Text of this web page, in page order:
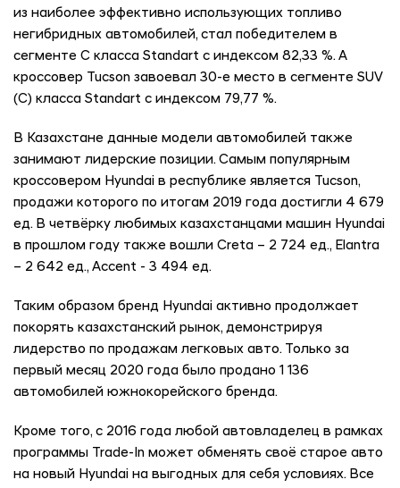
из наиболее эффективно использующих топливо
негибридных автомобилей, стал победителем в
сегменте С класса Standart с индексом 82,33 %. А
кроссовер Tucson завоевал 30-е место в сегменте SUV
(С) класса Standart с индексом 79,77 %.
В Казахстане данные модели автомобилей также
занимают лидерские позиции. Самым популярным
кроссовером Hyundai в республике является Tucson,
продажи которого по итогам 2019 года достигли 4 679
ед. В четвёрку любимых казахстанцами машин Hyundai
в прошлом году также вошли Creta – 2 724 ед., Elantra
– 2 642 ед., Accent - 3 494 ед.
Таким образом бренд Hyundai активно продолжает
покорять казахстанский рынок, демонстрируя
лидерство по продажам легковых авто. Только за
первый месяц 2020 года было продано 1 136
автомобилей южнокорейского бренда.
Кроме того, с 2016 года любой автовладелец в рамках
программы Trade-In может обменять своё старое авто
на новый Hyundai на выгодных для себя условиях. Все